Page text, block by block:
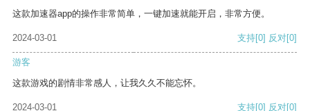
这款加速器app的操作非常简单，一键加速就能开启，非常方便。
2024-03-01 支持[0] 反对[0]
游客
这款游戏的剧情非常感人，让我久久不能忘怀。
2024-03-01 支持[0] 反对[0]